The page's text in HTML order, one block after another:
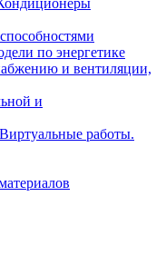
по энергетике
и вентиляции,
и
работы.